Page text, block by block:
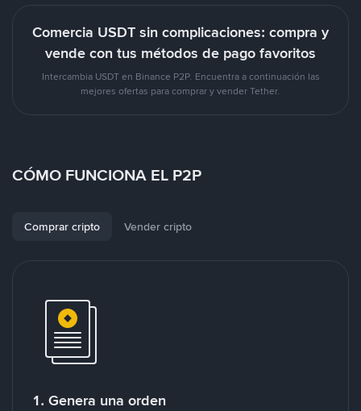
Comercia USDT sin complicaciones: compra y
vende con tus métodos de pago favoritos
Intercambia USDT en Binance P2P. Encuentra a continuación las
mejores ofertas para comprar y vender Tether.
CÓMO FUNCIONA EL P2P
Comprar cripto Vender cripto
1. Genera una orden